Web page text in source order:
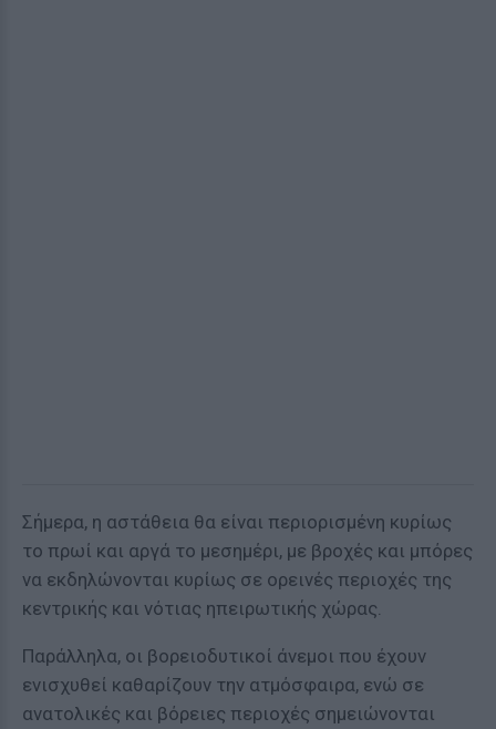
Σήμερα, η αστάθεια θα είναι περιορισμένη κυρίως
το πρωί και αργά το μεσημέρι, με βροχές και μπόρες
να εκδηλώνονται κυρίως σε ορεινές περιοχές της
κεντρικής και νότιας ηπειρωτικής χώρας.
Παράλληλα, οι βορειοδυτικοί άνεμοι που έχουν
ενισχυθεί καθαρίζουν την ατμόσφαιρα, ενώ σε
ανατολικές και βόρειες περιοχές σημειώνονται